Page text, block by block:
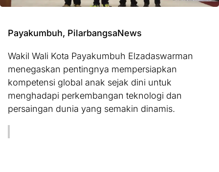
Payakumbuh, PilarbangsaNews
Wakil Wali Kota Payakumbuh Elzadaswarman
menegaskan pentingnya mempersiapkan
kompetensi global anak sejak dini untuk
menghadapi perkembangan teknologi dan
persaingan dunia yang semakin dinamis.